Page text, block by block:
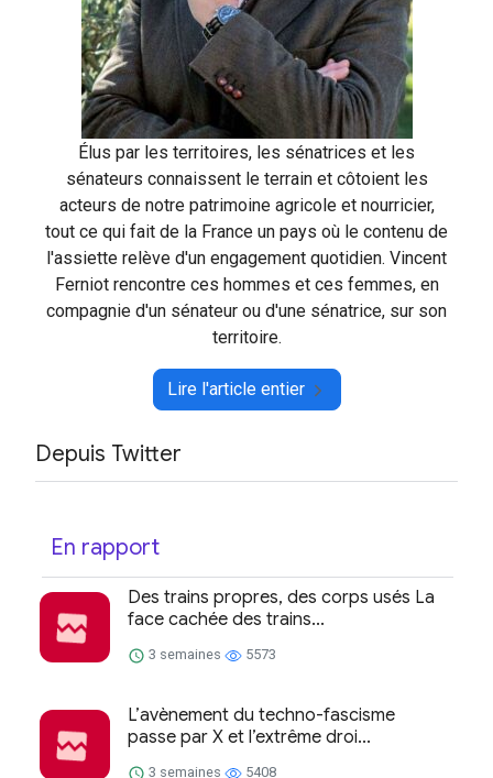
Élus par les territoires, les sénatrices et les
sénateurs connaissent le terrain et côtoient les
acteurs de notre patrimoine agricole et nourricier,
tout ce qui fait de la France un pays où le contenu de
l'assiette relève d'un engagement quotidien. Vincent
Ferniot rencontre ces hommes et ces femmes, en
compagnie d'un sénateur ou d'une sénatrice, sur son
territoire.
Lire l'article entier
Depuis Twitter
En rapport
Des trains propres, des corps usés La
face cachée des trains...
3 semaines 5573
L’avènement du techno-fascisme
passe par X et l’extrême droi...
3 semaines 5408